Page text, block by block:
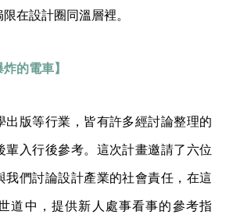
在設計圈同溫層裡。
的電車】
出版等行業，皆有許多經討論整理的
輩入行後參考。這次計畫邀請了六位
我們討論設計產業的社會責任，在這
道中，提供新人處事看事的參考指